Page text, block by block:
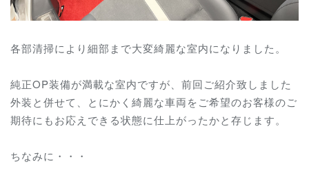
各部清掃により細部まで大変綺麗な室内になりました。
純正OP装備が満載な室内ですが、前回ご紹介致しました
外装と併せて、とにかく綺麗な車両をご希望のお客様のご
期待にもお応えできる状態に仕上がったかと存じます。
ちなみに・・・